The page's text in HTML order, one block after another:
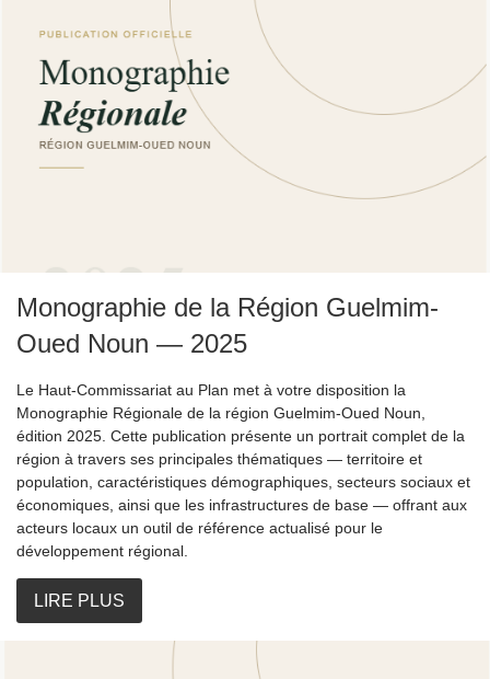
Monographie de la Région Guelmim-
Oued Noun — 2025
Le Haut-Commissariat au Plan met à votre disposition la
Monographie Régionale de la région Guelmim-Oued Noun,
édition 2025. Cette publication présente un portrait complet de la
région à travers ses principales thématiques — territoire et
population, caractéristiques démographiques, secteurs sociaux et
économiques, ainsi que les infrastructures de base — offrant aux
acteurs locaux un outil de référence actualisé pour le
développement régional.
LIRE PLUS